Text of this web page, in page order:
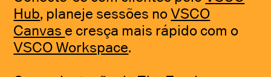
Hub, planeje sessões noVSCO
Canvas e cresça mais rápido com o
VSCO Workspace.